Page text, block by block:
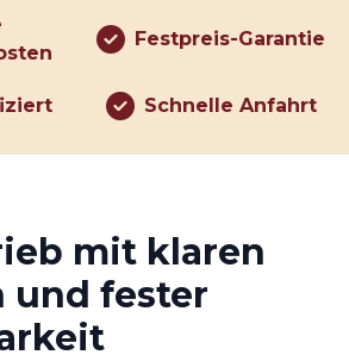
Festpreis-Garantie
Schnelle Anfahrt
mit klaren
und fester